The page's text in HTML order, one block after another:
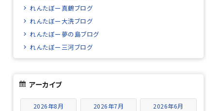
れんたぼー真鶴ブログ
れんたぼー大洗ブログ
れんたぼー夢の島ブログ
れんたぼー三河ブログ
アーカイブ
2026年8月 2026年7月 2026年6月